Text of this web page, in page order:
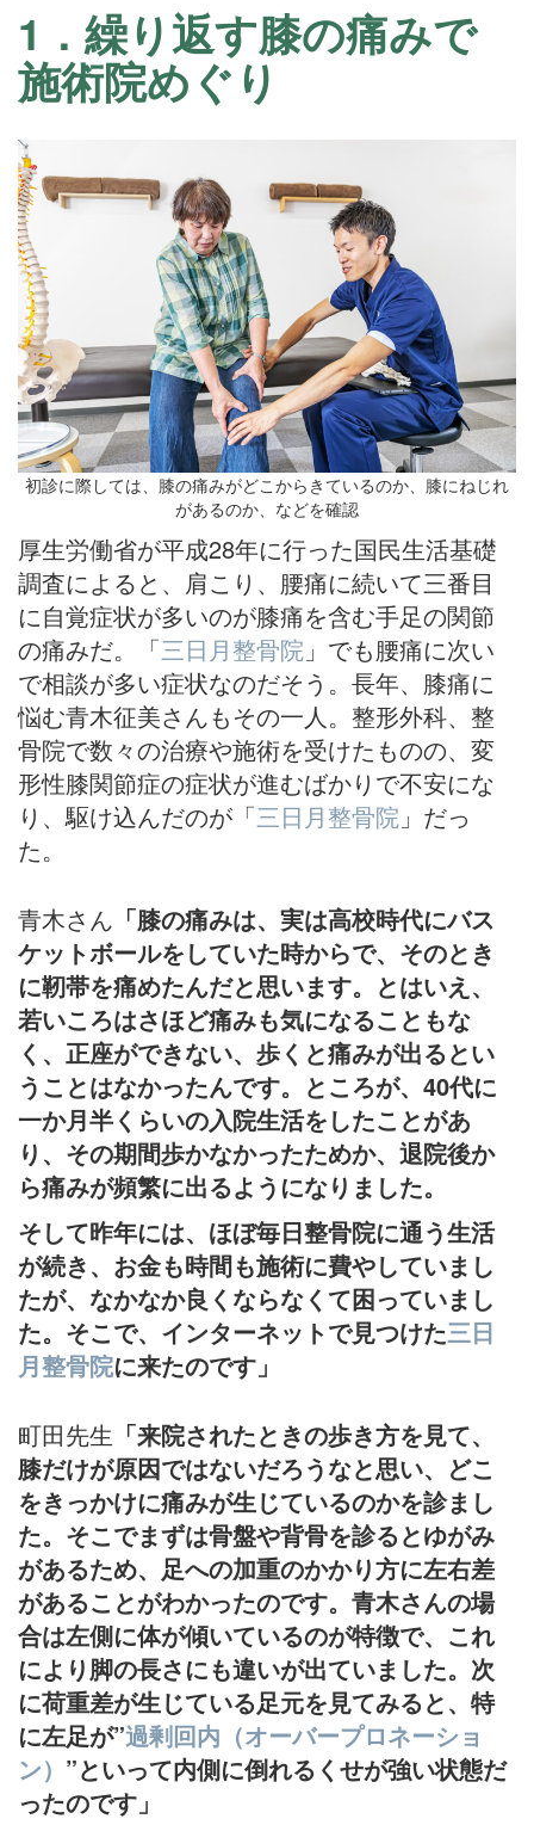
1．繰り返す膝の痛みで
施術院めぐり
初診に際しては、膝の痛みがどこからきているのか、膝にねじれ
があるのか、などを確認
厚生労働省が平成28年に行った国民生活基礎
調査によると、肩こり、腰痛に続いて三番目
に自覚症状が多いのが膝痛を含む手足の関節
の痛みだ。「三日月整骨院 」でも腰痛に次い
で相談が多い症状なのだそう。長年、膝痛に
悩む青木征美さんもその一人。整形外科、整
骨院で数々の治療や施術を受けたものの、変
形性膝関節症の症状が進むばかりで不安にな
り、駆け込んだのが「三日月整骨院 」だっ
た。
青木さん 「膝の痛みは、実は高校時代にバス
ケットボールをしていた時からで、そのとき
に靭帯を痛めたんだと思います。とはいえ、
若いころはさほど痛みも気になることもな
く、正座ができない、歩くと痛みが出るとい
うことはなかったんです。ところが、40代に
一か月半くらいの入院生活をしたことがあ
り、その期間歩かなかったためか、退院後か
ら痛みが頻繁に出るようになりました。
そして昨年には、ほぼ毎日整骨院に通う生活
が続き、お金も時間も施術に費やしていまし
たが、なかなか良くならなくて困っていまし
た。そこで、インターネットで見つけた三日
月整骨院に来たのです」
町田先生 「来院されたときの歩き方を見て、
膝だけが原因ではないだろうなと思い、どこ
をきっかけに痛みが生じているのかを診まし
た。そこでまずは骨盤や背骨を診るとゆがみ
があるため、足への加重のかかり方に左右差
があることがわかったのです。青木さんの場
合は左側に体が傾いているのが特徴で、これ
により脚の長さにも違いが出ていました。次
に荷重差が生じている足元を見てみると、特
に左足が”過剰回内（オーバープロネーショ
ン） ”といって内側に倒れるくせが強い状態だ
ったのです」